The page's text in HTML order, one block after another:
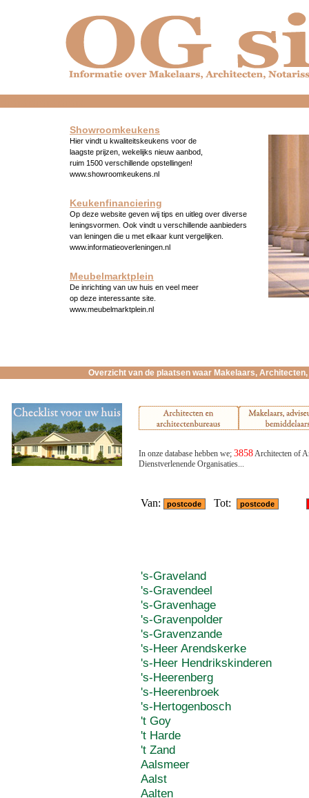
Showroomkeukens
Hier vindt u kwaliteitskeukens voor de
laagste prijzen, wekelijks nieuw aanbod,
ruim 1500 verschillende opstellingen!
www.showroomkeukens.nl
Keukenfinanciering
Op deze website geven wij tips en uitleg over diverse
leningsvormen. Ook vindt u verschillende aanbieders
van leningen die u met elkaar kunt vergelijken.
www.informatieoverleningen.nl
Meubelmarktplein
De inrichting van uw huis en veel meer
op deze interessante site.
www.meubelmarktplein.nl
Overzicht van de plaatsen waar Makelaars,
In onze database hebben we; 3858Architecten of
Dienstverlenende Organisaties...
Van: Tot:
's-Graveland
's-Gravendeel
's-Gravenhage
's-Gravenpolder
's-Gravenzande
's-Heer Arendskerke
's-Heer Hendrikskinderen
's-Heerenberg
's-Heerenbroek
's-Hertogenbosch
't Goy
't Harde
't Zand
Aalsmeer
Aalst
Aalten